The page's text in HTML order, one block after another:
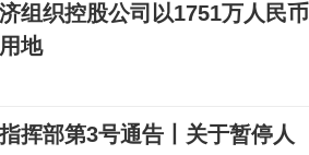
组织控股公司以1751万人民币
地
挥部第3号通告丨关于暂停人